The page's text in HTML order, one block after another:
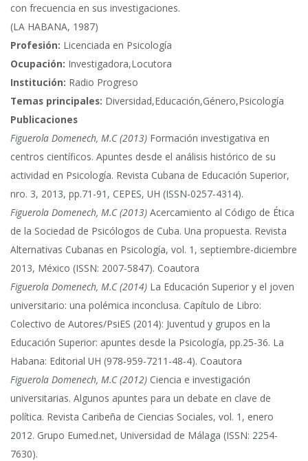
con frecuencia en sus investigaciones.
(LA HABANA, 1987)
Profesión: Licenciada en Psicología
Ocupación: Investigadora,Locutora
Institución: Radio Progreso
Temas principales: Diversidad,Educación,Género,Psicología
Publicaciones
Figuerola Domenech, M.C (2013) Formación investigativa en
centros científicos. Apuntes desde el análisis histórico de su
actividad en Psicología. Revista Cubana de Educación Superior,
nro. 3, 2013, pp.71-91, CEPES, UH (ISSN-0257-4314).
Figuerola Domenech, M.C (2013) Acercamiento al Código de Ética
de la Sociedad de Psicólogos de Cuba. Una propuesta. Revista
Alternativas Cubanas en Psicología, vol. 1, septiembre-diciembre
2013, México (ISSN: 2007-5847). Coautora
Figuerola Domenech, M.C (2014) La Educación Superior y el joven
universitario: una polémica inconclusa. Capítulo de Libro:
Colectivo de Autores/PsiES (2014): Juventud y grupos en la
Educación Superior: apuntes desde la Psicología, pp.25-36. La
Habana: Editorial UH (978-959-7211-48-4). Coautora
Figuerola Domenech, M.C (2012) Ciencia e investigación
universitarias. Algunos apuntes para un debate en clave de
política. Revista Caribeña de Ciencias Sociales, vol. 1, enero
2012. Grupo Eumed.net, Universidad de Málaga (ISSN: 2254-
7630).